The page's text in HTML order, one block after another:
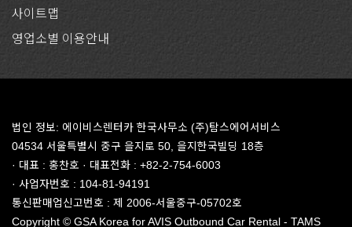
사이트맵
영업소별 이용안내
법인 정보: 에이비스렌터카 한국사무소 (주)탐스에어서비스
04534 서울특별시 중구 을지로 50, 을지한국빌딩 18층
· 대표 : 홍찬호 · 대표전화 : +82-2-754-6003
· 사업자번호 : 104-81-94191
통신판매업신고번호 : 제 2006-서울중구-05702호
Copyright © GSA Korea for AVIS Outbound Car Rental - TAMS